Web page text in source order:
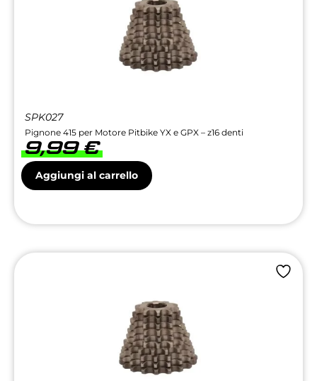
SPK027
Pignone 415 per Motore Pitbike YX e GPX – z16 denti
9,99€
Aggiungi al carrello